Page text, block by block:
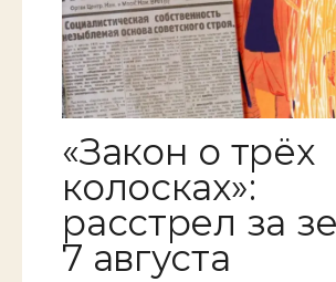
«Закон о трёх
колосках»:
расстрел за
7 августа